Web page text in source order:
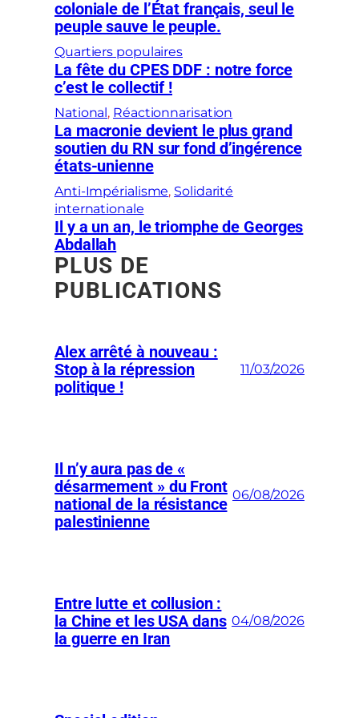
coloniale de l’État français, seul le
peuple sauve le peuple.
Quartiers populaires
La fête du CPES DDF : notre force
c’est le collectif !
National , Réactionnarisation
La macronie devient le plus grand
soutien du RN sur fond d’ingérence
états-unienne
Anti-Impérialisme, Solidarité
internationale
Il y a un an, le triomphe de Georges
Abdallah
PLUS DE
PUBLICATIONS
Alex arrêté à nouveau :
Stop à la répression
politique !
11/03/2026
Il n’y aura pas de «
désarmement » du Front
national de la résistance
palestinienne
06/08/2026
Entre lutte et collusion :
la Chine et les USA dans
la guerre en Iran
04/08/2026